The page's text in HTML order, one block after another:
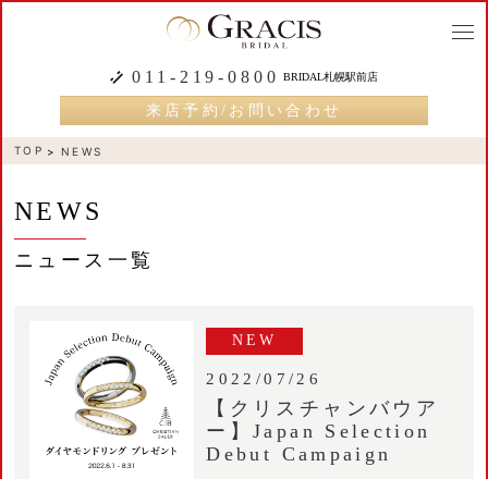
011-219-0800 BRIDAL札幌駅前店
来店予約/お問い合わせ
TOP NEWS
NEWS
ニュース一覧
NEW
2022/07/26
【クリスチャンバウア
ー】Japan Selection
Debut Campaign